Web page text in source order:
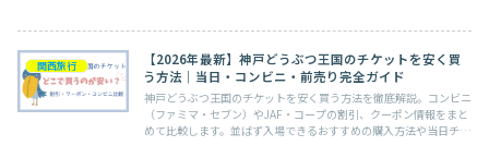
関西旅行
【2026年最新】神戸どうぶつ王国のチケットを安く買
う方法｜当日・コンビニ・前売り完全ガイド
神戸どうぶつ王国のチケットを安く買う方法を徹底解説。コンビニ
（ファミマ・セブン）やJAF・コープの割引、クーポン情報をまと
めて比較します。並ばず入場できるおすすめの購入方法や当日チケ